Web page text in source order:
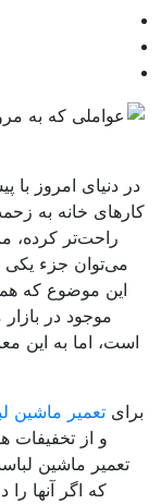
دنیای امروز با
خانه به زحمت
راحت‌تر کرده،
می‌توان جزء یکی از
این موضوع که همه
موجود در بازار
اما به این
تعمیر ماشین
و از تخفیفات
تعمیر ماشین
که اگر آنها را